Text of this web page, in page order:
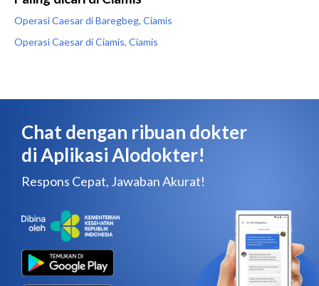
Operasi Caesar di Baregbeg, Ciamis
Operasi Caesar di Ciamis, Ciamis